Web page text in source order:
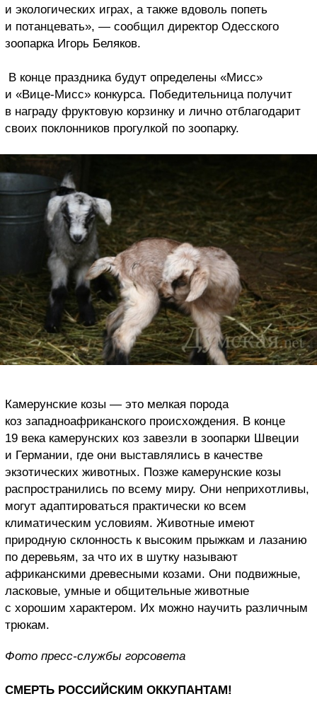
и экологических играх, а также вдоволь попеть
и потанцевать», — сообщил директор Одесского
зоопарка Игорь Беляков.
В конце праздника будут определены «Мисс»
и «Вице-Мисс» конкурса. Победительница получит
в награду фруктовую корзинку и лично отблагодарит
своих поклонников прогулкой по зоопарку.
Камерунские козы — это мелкая порода
коз западноафриканского происхождения. В конце
19 века камерунских коз завезли в зоопарки Швеции
и Германии, где они выставлялись в качестве
экзотических животных. Позже камерунские козы
распространились по всему миру. Они неприхотливы,
могут адаптироваться практически ко всем
климатическим условиям. Животные имеют
природную склонность к высоким прыжкам и лазанию
по деревьям, за что их в шутку называют
африканскими древесными козами. Они подвижные,
ласковые, умные и общительные животные
с хорошим характером. Их можно научить различным
трюкам.
Фото пресс-службы горсовета
СМЕРТЬ РОССИЙСКИМ ОККУПАНТАМ!